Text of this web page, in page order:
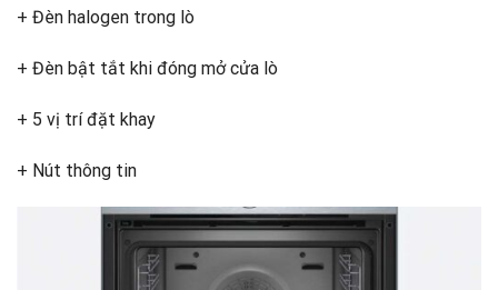
+ Đèn halogen trong lò
+ Đèn bật tắt khi đóng mở cửa lò
+ 5 vị trí đặt khay
+ Nút thông tin